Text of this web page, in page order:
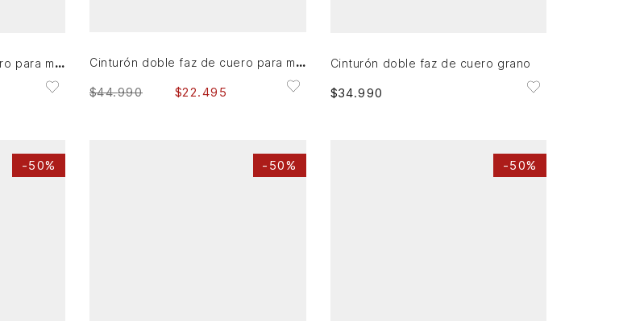
Cinturón doble faz en cuero para mujer Azariche Cinturón doble faz de cuero para mujer Tessa
$44.990 $22.495
Cinturón doble faz de cuero grano
$34.990
-50% - 50% -50%